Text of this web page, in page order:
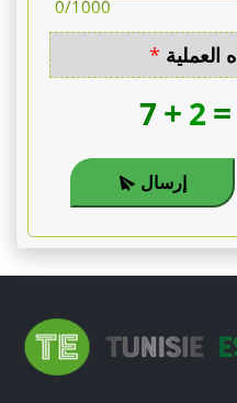
0/1000
* العملية
7+ 2=
إرسال